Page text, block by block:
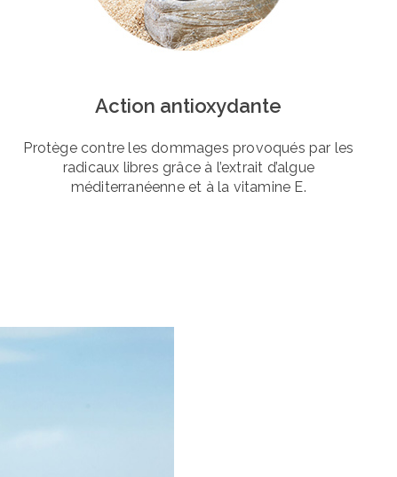
Action antioxydante
Protège contre les dommages provoqués par les
radicaux libres grâce à l’extrait d’algue
méditerranéenne et à la vitamine E.